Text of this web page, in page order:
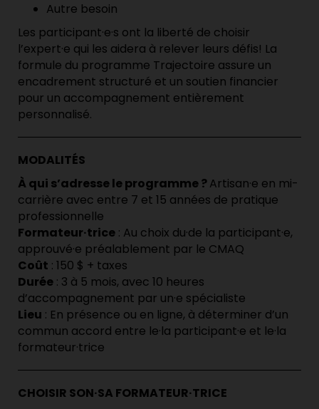
Autre besoin
Les participant·e·s ont la liberté de choisir
l’expert·e qui les aidera à relever leurs défis! La
formule du programme Trajectoire assure un
encadrement structuré et un soutien financier
pour un accompagnement entièrement
personnalisé.
MODALITÉS
À qui s’adresse le programme ?Artisan·e en mi-
carrière avec entre 7 et 15 années de pratique
professionnelle
Formateur·trice : Au choix du·de la participant·e,
approuvé·e préalablement par le CMAQ
Coût : 150 $ + taxes
Durée : 3 à 5 mois, avec 10 heures
d’accompagnement par un·e spécialiste
Lieu : En présence ou en ligne, à déterminer d’un
commun accord entre le·la participant·e et le·la
formateur·trice
CHOISIR SON·SA FORMATEUR·TRICE